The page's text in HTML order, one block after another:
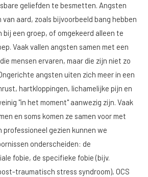
geliefden te besmetten. Angsten
aard, zoals bijvoorbeeld bang hebben
bij een groep, of omgekeerd alleen te
Vaak vallen angsten samen met een
mensen ervaren, maar die zijn niet zo
angsten uiten zich meer in een
hartkloppingen, lichamelijke pijn en
"in het moment" aanwezig zijn. Vaak
en soms komen ze samen voor met
professioneel gezien kunnen we
onderscheiden: de
fobie, de specifieke fobie (bijv.
traumatisch stress syndroom), OCS